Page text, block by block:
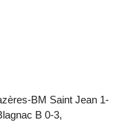
BM Saint Jean 1-
B 0-3,